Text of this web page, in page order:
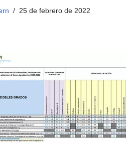
25 de febrero de 2022